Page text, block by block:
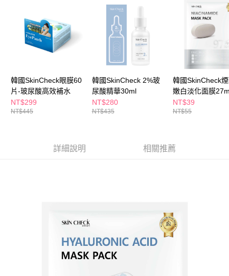
３．收到繳費通知簡訊後14天內，點擊此簡訊中的連結，可透過四大超商／
ATM／網路銀行／等多元方式進行付款，方視為交易完成。
※ 請注意：結帳手續完成當下不需立刻繳費，但若您需要取消訂單，請聯絡
購買商品的店家。未經商家同意取消之訂單仍視為有效，需透過AFTEE先享
後付繳納相關費用。
※ 交易是否成功請以「AFTEE先享後付 」之結帳頁面顯示為準，若有關於
是否繳費成功／繳費後需取消欲退款等相關疑問，請聯繫「AFTEE先享後付
https://netprotections.freshdesk.com/support/home
【注意事項】
１．透過由恩沛科技股份有限公司提供之「AFTEE先享後付」服務完成之交
易，需依本服務之必要範圍內提供個人資料，並將交易相關給付款項請求債
３．未成年的使用者請事先徵得法定代理人或監護人之同意方可使用
「AFTEE先享後付」，若未經同意申辦者引起之損失，本公司不負相關責
萊爾富取貨付款
每筆NT$65，滿NT$490(含以上)免運費
付款後萊爾富取貨
每筆NT$65，滿NT$490(含以上)免運費
7-11取貨付款
每筆NT$65，滿NT$490(含以上)免運費
韓國SkinCheck眼膜60
片-玻尿酸高效補水
NT$299
NT$445
韓國SkinCheck 2%玻
尿酸精華30ml
NT$280
NT$435
韓國SkinCheck
嫩白淡化面膜
NT$39
NT$55
詳細說明 相關推薦